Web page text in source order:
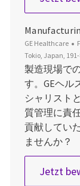
GE Healthcare
Tokio, Japan,
製造現場で
す。GEヘル
シャリスト
質管理に責
貢献してい
ませんか？
Jetzt